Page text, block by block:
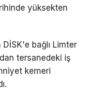
yüksekten
bağlı Limter
tersanedeki iş
kemeri